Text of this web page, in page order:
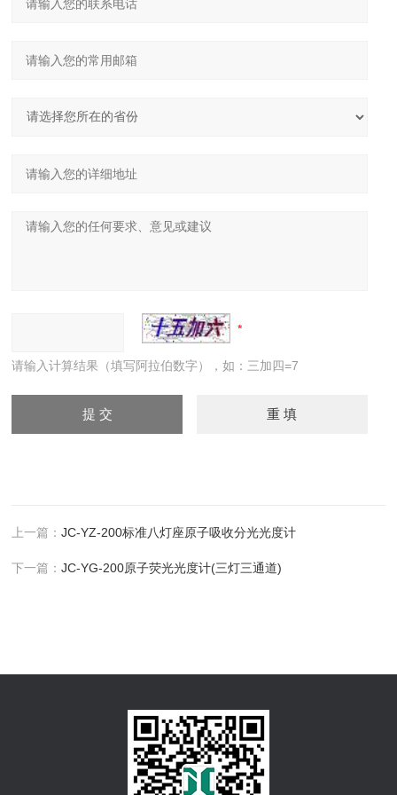
请输入计算结果（填写阿拉伯数字），如：三加四=7
上一篇：JC-YZ-200标准八灯座原子吸收分光光度计
下一篇：JC-YG-200原子荧光光度计(三灯三通道)